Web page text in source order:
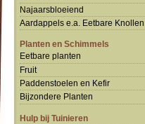
Najaarsbloeiend
Aardappels e.a. Eetbare Knollen
Planten en Schimmels
Eetbare planten
Fruit
Paddenstoelen en Kefir
Bijzondere Planten
Hulp bij Tuinieren